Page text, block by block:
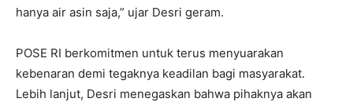
hanya air asin saja,” ujar Desri geram.
POSE RI berkomitmen untuk terus menyuarakan
kebenaran demi tegaknya keadilan bagi masyarakat.
Lebih lanjut, Desri menegaskan bahwa pihaknya akan